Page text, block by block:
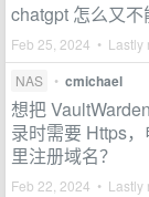
chatgpt 怎么又不
Feb 25, 2024 • Lastly
NAS • cmichael
想把
录时需要 Https
里注册域名？
Feb 22, 2024 • Lastly